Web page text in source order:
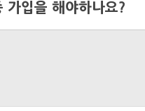
가입을 해야하나요?